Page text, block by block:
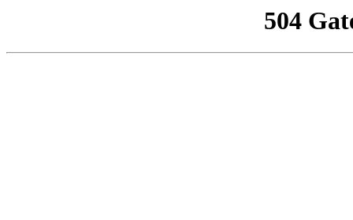
504